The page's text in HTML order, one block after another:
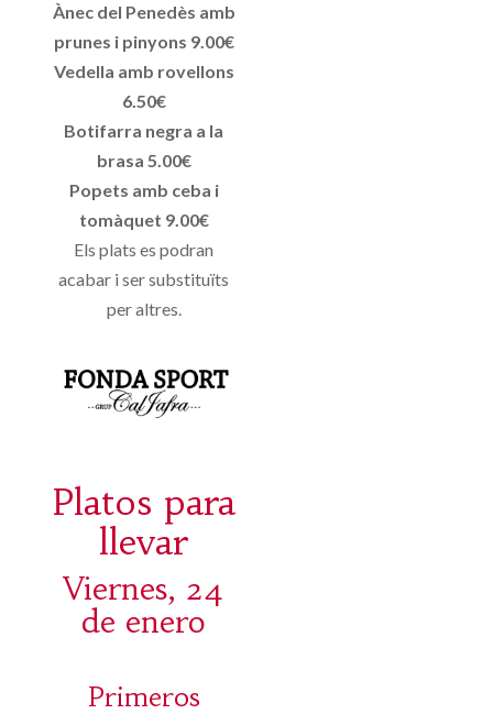
Ànec del Penedès amb
prunes i pinyons 9.00€
Vedella amb rovellons
6.50€
Botifarra negra a la
brasa 5.00€
Popets amb ceba i
tomàquet 9.00€
Els plats es podran
acabar i ser substituïts
per altres.
Platos para
llevar
Viernes, 24
de enero
Primeros